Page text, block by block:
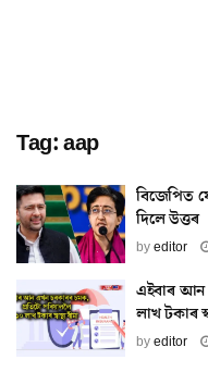
Tag:aap
বিজেপিত
দিলে উত্তৰ
byeditor
এইবাৰ আন
লাখ টকাৰ
byeditor